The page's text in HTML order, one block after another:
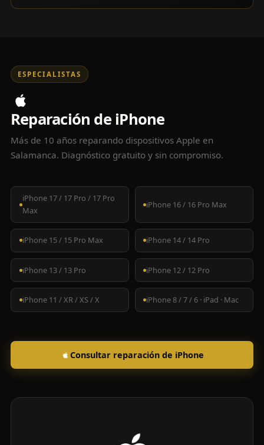
ESPECIALISTAS
Reparación de iPhone
Más de 10 años reparando dispositivos Apple en
Salamanca. Diagnóstico gratuito y sin compromiso.
iPhone 17 / 17 Pro / 17 Pro
Max
iPhone 16 / 16 Pro Max
iPhone 15 / 15 Pro Max iPhone 14 / 14 Pro
iPhone 13 / 13 Pro iPhone 12 / 12 Pro
iPhone 11 / XR / XS / X iPhone 8 / 7 / 6 · iPad · Mac
Consultar reparación de iPhone